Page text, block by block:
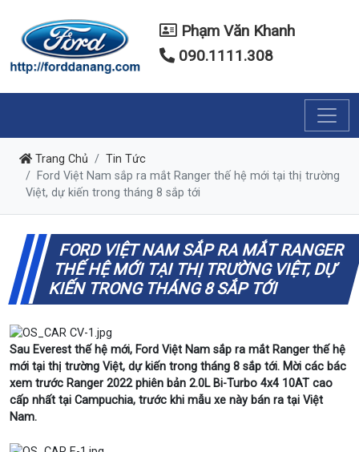
Phạm Văn Khanh
090.1111.308
Trang Chủ
Tin Tức
Ford Việt Nam sắp ra mắt Ranger thế hệ mới tại thị trường
Việt, dự kiến trong tháng 8 sắp tới
FORD VIỆT NAM SẮP RA MẮT RANGER
THẾ HỆ MỚI TẠI THỊ TRƯỜNG VIỆT, DỰ
KIẾN TRONG THÁNG 8 SẮP TỚI
Sau Everest thế hệ mới, Ford Việt Nam sắp ra mắt Ranger thế hệ
mới tại thị trường Việt, dự kiến trong tháng 8 sắp tới. Mời các bác
xem trước Ranger 2022 phiên bản 2.0L Bi-Turbo 4x4 10AT cao
cấp nhất tại Campuchia, trước khi mẫu xe này bán ra tại Việt
Nam.